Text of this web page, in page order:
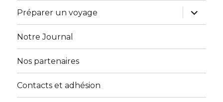
menu
Préparer un voyage
ouvrir
le
sous-
Notre Journal
Nos partenaires
Contacts et adhésion